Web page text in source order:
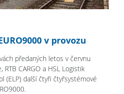
v provozu
předaných letos v červnu
CARGO a HSL Logistik
(ELP) další čtyři čtyřsystémové